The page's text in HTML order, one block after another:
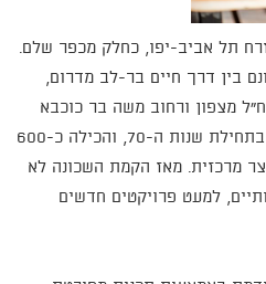
תל אביב-יפו, כחלק מכפר שלם.
משתרעת על כ-130 דונם בין דרך חיים בר-לב מדרום,
מצפון ורחוב משה בר כוכבא
(בריל) ממזרח. השכונה תוכננה בתחילת שנות ה-70, והכילה כ-600
מרכזית. מאז הקמת השכונה לא
למעט פרויקטים חדשים